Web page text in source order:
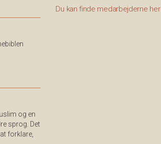
og en
sprog. Det
forklare,
Du kan finde medarbejderne her